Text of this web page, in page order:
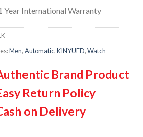
Year International Warranty
Men,Automatic,KINYUED,Watch
Brand Product
Return Policy
on Delivery